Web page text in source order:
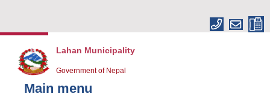
Lahan Municipality
Government of Nepal
Main menu